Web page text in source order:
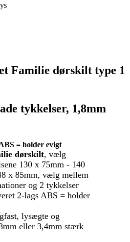
Familie dørskilt type 1
tykkelser, 1,8mm
= holder evigt
dørskilt, vælg
130 x 75mm - 140
x 85mm, vælg mellem
og 2 tykkelser
2-lags ABS = holder
lysægte og
eller 3,4mm stærk